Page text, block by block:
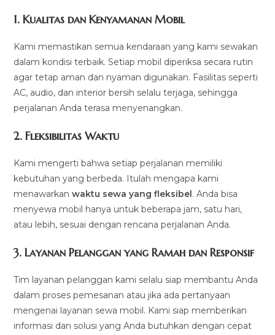
1.Kualitas dan Kenyamanan Mobil
Kami memastikan semua kendaraan yang kami sewakan
dalam kondisi terbaik. Setiap mobil diperiksa secara rutin
agar tetap aman dan nyaman digunakan. Fasilitas seperti
AC, audio, dan interior bersih selalu terjaga, sehingga
perjalanan Anda terasa menyenangkan.
2.Fleksibilitas Waktu
Kami mengerti bahwa setiap perjalanan memiliki
kebutuhan yang berbeda. Itulah mengapa kami
menawarkanwaktu sewa yang fleksibel. Anda bisa
menyewa mobil hanya untuk beberapa jam, satu hari,
atau lebih, sesuai dengan rencana perjalanan Anda.
3.Layanan Pelanggan yang Ramah dan Responsif
Tim layanan pelanggan kami selalu siap membantu Anda
dalam proses pemesanan atau jika ada pertanyaan
mengenai layanan sewa mobil. Kami siap memberikan
informasi dan solusi yang Anda butuhkan dengan cepat